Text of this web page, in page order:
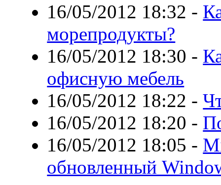
16/05/2012 18:32 -
морепродукты?
16/05/2012 18:30 -
офисную мебель
16/05/2012 18:22 -
16/05/2012 18:20 -
16/05/2012 18:05 -
обновленный